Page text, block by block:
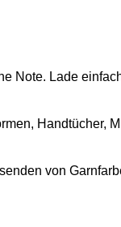
Note. Lade
Handtücher,
von